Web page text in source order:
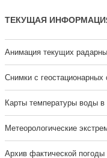
ТЕКУЩАЯ
Анимация текущих
Cнимки с геостационарных
Карты температуры воды в
Метеорологические
Архив фактической погоды